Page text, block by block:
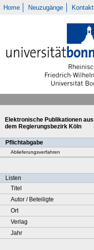
Home Neuzugänge Kontakt
Elektronische Publikationen aus
dem Regierungsbezirk Köln
Pflichtabgabe
Ablieferungsverfahren
Listen
Titel
Autor / Beteiligte
Ort
Verlag
Jahr